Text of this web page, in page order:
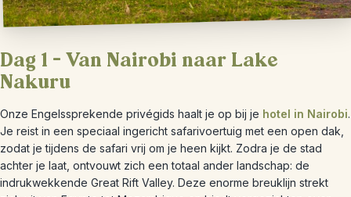
Dag 1 – Van Nairobi naar Lake
Nakuru
Onze Engelssprekende privégids haalt je op bij je hotel in Nairobi.
Je reist in een speciaal ingericht safari­voertuig met een open dak,
zodat je tijdens de safari vrij om je heen kijkt. Zodra je de stad
achter je laat, ontvouwt zich een totaal ander landschap: de
indrukwekkende Great Rift Valley. Deze enorme breuklijn strekt